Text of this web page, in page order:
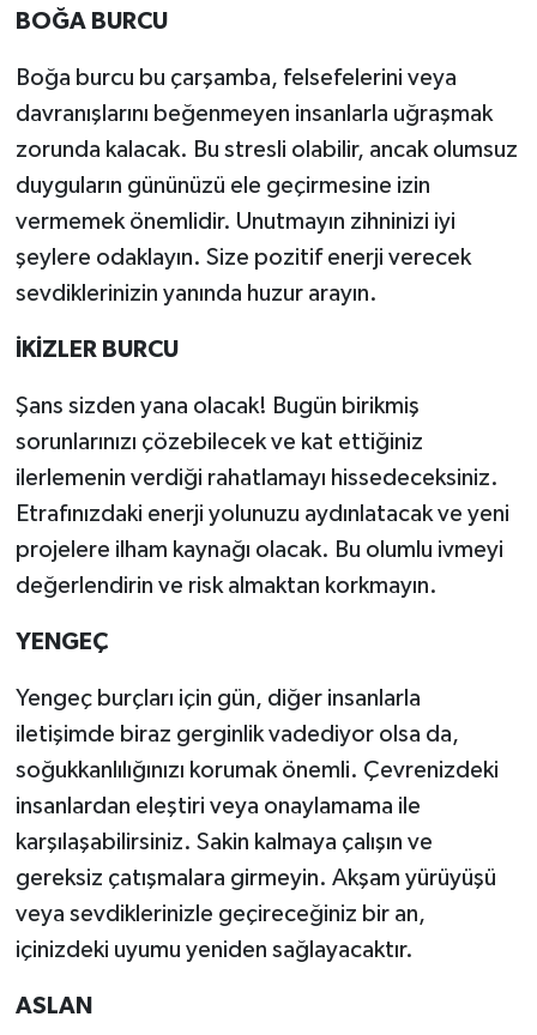
BOĞA BURCU
Boğa burcu bu çarşamba, felsefelerini veya
davranışlarını beğenmeyen insanlarla uğraşmak
zorunda kalacak. Bu stresli olabilir, ancak olumsuz
duyguların gününüzü ele geçirmesine izin
vermemek önemlidir. Unutmayın zihninizi iyi
şeylere odaklayın. Size pozitif enerji verecek
sevdiklerinizin yanında huzur arayın.
İKİZLER BURCU
Şans sizden yana olacak! Bugün birikmiş
sorunlarınızı çözebilecek ve kat ettiğiniz
ilerlemenin verdiği rahatlamayı hissedeceksiniz.
Etrafınızdaki enerji yolunuzu aydınlatacak ve yeni
projelere ilham kaynağı olacak. Bu olumlu ivmeyi
değerlendirin ve risk almaktan korkmayın.
YENGEÇ
Yengeç burçları için gün, diğer insanlarla
iletişimde biraz gerginlik vadediyor olsa da,
soğukkanlılığınızı korumak önemli. Çevrenizdeki
insanlardan eleştiri veya onaylamama ile
karşılaşabilirsiniz. Sakin kalmaya çalışın ve
gereksiz çatışmalara girmeyin. Akşam yürüyüşü
veya sevdiklerinizle geçireceğiniz bir an,
içinizdeki uyumu yeniden sağlayacaktır.
ASLAN